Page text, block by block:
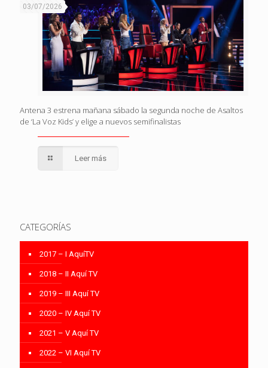
03/07/2026
Antena 3 estrena mañana sábado la segunda noche de Asaltos
de ‘La Voz Kids’ y elige a nuevos semifinalistas
Leer más
CATEGORÍAS
2017 – I AquíTV
2018 – II Aquí TV
2019 – III Aquí TV
2020 – IV Aquí TV
2021 – V Aquí TV
2022 – VI Aquí TV